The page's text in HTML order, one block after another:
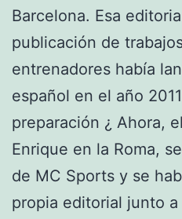
Barcelona. Esa
publicación de
entrenadores había
español en el año
preparación ¿ Ahora,
Enrique en la Roma,
de MC Sports y se
propia editorial junto